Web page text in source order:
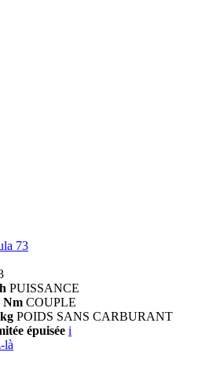
73
PUISSANCE
Nm COUPLE
POIDS SANS CARBURANT
épuisée i
là